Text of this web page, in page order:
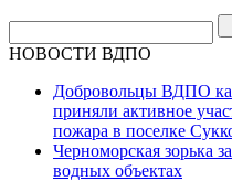
НОВОСТИ ВДПО
Добровольцы ВДПО
приняли активное
пожара в поселке
Черноморская зорька
водных объектах